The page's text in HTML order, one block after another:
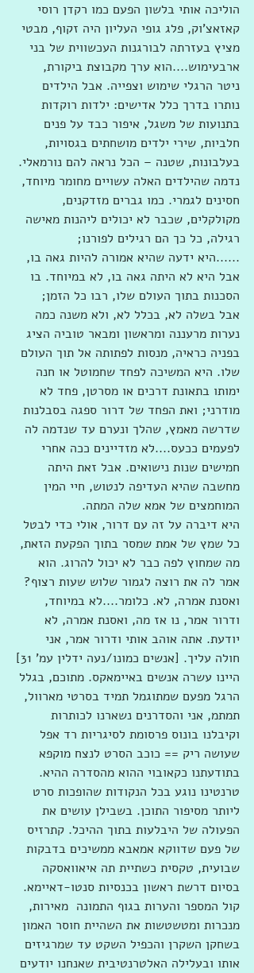
הוליכה אותי בלשון הפעם כמו רקדן רוסי
קאזאצ'וק, פלג גופי העליון היה זקוף, מבטי
מציץ בעזרתה לבורגנות העכשווית של בני
ארבעימוש....הוא ערך מקבוצת ביקורת,
ניטר הרגלי שימוש וצפייה. אבל הילדים
נותרו בדרך כלל אדישים: ילדות רוקדות
בתנועות של משגל, איפור כבד על פנים
חלביות, שירי ילדים מושחתים בגסויות,
בעלבונות, שטנה – הכל נראה להם נורמאלי.
נדמה שהילדים האלה עשויים מחומר מיוחד,
חסינים לגמרי. כמו גברים מזדקנים,
מקולקלים, שכבר לא יכולים ליהנות מאישה
רגילה, כל כך הם רגילים לפורנו;
......היא ידעה שהיא אמורה להיות גאה בו,
אבל היא לא היתה גאה בו, לא במיוחד. בו
הסכנות בתוך העולם שלו, רבו כל הזמן;
אבל בשלה לא, בכלל לא, ולא משנה כמה
נערות מרעננה ומראשון ומבאר טוביה הציג
בפניה כראיה, מנסות לפתותה אל תוך העולם
שלו. היא המשיכה לפחד שחמוטל או חנה
ימותו בתאונת דרכים או מסרטן, פחד לא
מודרני; ואת הפחד של דרור ספגה בסבלנות
שדרשה מאמץ, שהלך ונערם עד שנדמה לה
לפעמים ככעס....לא מזדיינים ככה אחרי
חמישים שנות נישואים. אבל זאת היתה
מחשבה שהיא העדיפה לנטוש, חיי המין
המוחמצים של אמא שלה המתה.
היא דיברה על זה עם דרור, אולי כדי לבטל
כל שמץ של אמת שמסר בתוך הפקעת הזאת,
מה שמחוץ לפה כבר לא יכול להרוג. הוא
אמר לה את רוצה לגמור שלוש שעות רצוף?
ואסנת אמרה, לא. כלומר....לא במיוחד,
ודרור אמר, נו אז מה, ואסנת אמרה, לא
יודעת. אתה אוהב אותי ודרור אמר, אני
חולה עליך. [אנשים כמונו/נעה ידלין עמ' 31]
היינו עשרה אנשים באיימאקס. מתוכם, בגלל
הרגל מפעם שמתוגמל תמיד בסרטי מארוול,
תמתמ, אני והסדרנים נשארנו לכותרות
וקיבלנו בונוס פרסומת לסיגריות רד אפל
שעושה ריק == כוכב הסרט לנצח מוקפא
בתודעתנו כקאובוי ההוא מהסדרה ההיא.
טרנטינו נוגע בכל הנקודות שהופכות סרט
ליותר מסיפור התוכן. בשבילן עושים את
הפעולה של היבלעות בתוך ההיכל. קתרזיס
של פעם שדווקא אמאבא ממשיכים בדבקות
שבועית, טקסית כשתיית תה איאוואסקה
בסיום דרשת ראשון בכנסיות סנטו-דאיימא.
קול המספר והערות בגוף התמונה  מאירות,
מנכרות ומטשטשות את השהיית חוסר האמון
בשחקן השקרן והכפיל השקט עד שמרגיזים
אותו ובעלילה האלטרנטיבית שאנחנו יודעים